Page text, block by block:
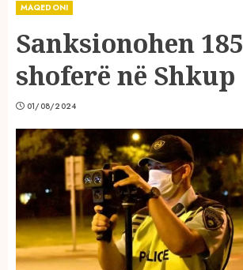
MAQEDONI
Sanksionohen 185
shoferë në Shkup
01/08/2024